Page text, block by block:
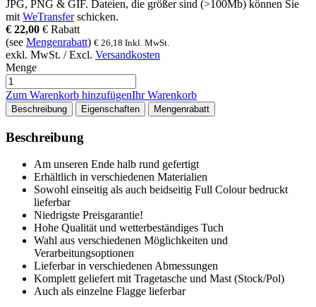
JPG, PNG & GIF. Dateien, die größer sind (>100Mb) können Sie
mit WeTransferschicken.
€ 22,00 € Rabatt
(see Mengenrabatt) € 26,18 Inkl. MwSt.
exkl. MwSt. / Excl. Versandkosten
Menge
Zum Warenkorb hinzufügenIhr Warenkorb
Beschreibung Eigenschaften Mengenrabatt
Beschreibung
Am unseren Ende halb rund gefertigt
Erhältlich in verschiedenen Materialien
Sowohl einseitig als auch beidseitig Full Colour bedruckt
lieferbar
Niedrigste Preisgarantie!
Hohe Qualität und wetterbeständiges Tuch
Wahl aus verschiedenen Möglichkeiten und
Verarbeitungsoptionen
Lieferbar in verschiedenen Abmessungen
Komplett geliefert mit Tragetasche und Mast (Stock/Pol)
Auch als einzelne Flagge lieferbar